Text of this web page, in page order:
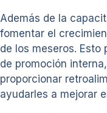
Además de la
fomentar el
de los meseros. Esto
de promoción
proporcionar
ayudarles a mejorar